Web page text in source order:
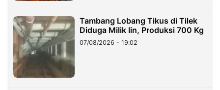
Tambang Lobang Tikus di Tilek
Diduga Milik Iin, Produksi 700 Kg
07/08/2026 - 19:02